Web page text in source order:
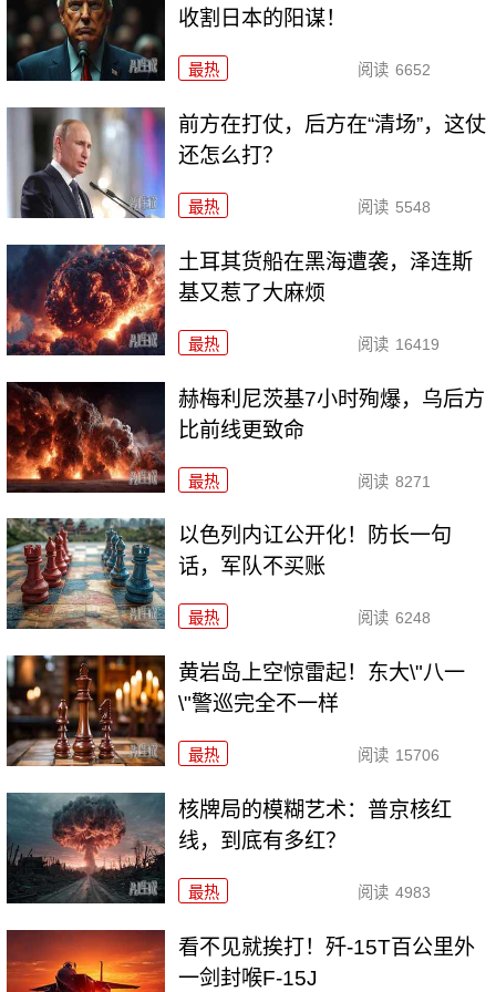
收割日本的阳谋！
最热 阅读 6652
前方在打仗，后方在“清场”，这仗
还怎么打？
最热 阅读 5548
土耳其货船在黑海遭袭，泽连斯
基又惹了大麻烦
最热 阅读 16419
赫梅利尼茨基7小时殉爆，乌后方
比前线更致命
最热 阅读 8271
以色列内讧公开化！防长一句
话，军队不买账
最热 阅读 6248
黄岩岛上空惊雷起！东大\"八一
\"警巡完全不一样
最热 阅读 15706
核牌局的模糊艺术：普京核红
线，到底有多红？
最热 阅读 4983
看不见就挨打！歼-15T百公里外
一剑封喉F-15J